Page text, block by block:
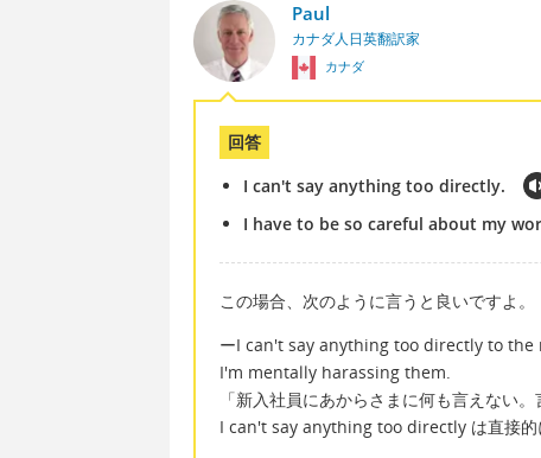
Paul
カナダ人日英翻訳家
カナダ
回答
I can't say anything too directly.
I have to be so careful about my
この場合、次のように言うと良いですよ。
ーI can't say anything too directly to
I'm mentally harassing them.
「新入社員にあからさまに何も言えない
I can't say anything too directly は直接的